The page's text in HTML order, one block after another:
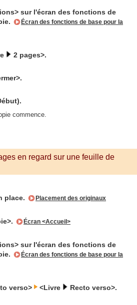
sur l'écran des fonctions de
Écran des fonctions de base pour la
2 pages>.
commence.
en regard sur une feuille de
place. Placement des originaux
Écran <Accueil>
sur l'écran des fonctions de
Écran des fonctions de base pour la
verso> <Livre Recto verso>.